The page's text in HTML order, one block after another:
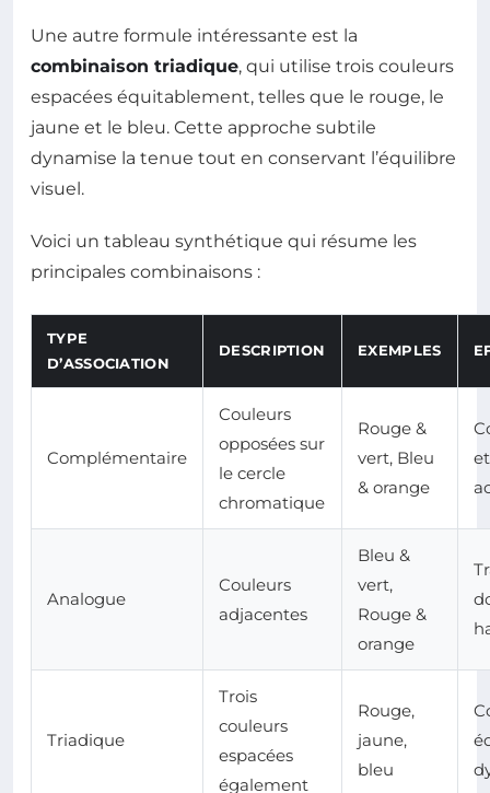
Une autre formule intéressante est la
combinaison triadique, qui utilise trois couleurs
espacées équitablement, telles que le rouge, le
jaune et le bleu. Cette approche subtile
dynamise la tenue tout en conservant l’équilibre
visuel.
Voici un tableau synthétique qui résume les
principales combinaisons :
TYPE
D’ASSOCIATION
DESCRIPTION EXEMPLES
Complémentaire
Couleurs
opposées sur
le cercle
chromatique
Rouge &
vert, Bleu
& orange
et
Analogue
Couleurs
adjacentes
Bleu &
vert,
Rouge &
orange
Triadique
Trois
couleurs
espacées
également
Rouge,
jaune,
bleu